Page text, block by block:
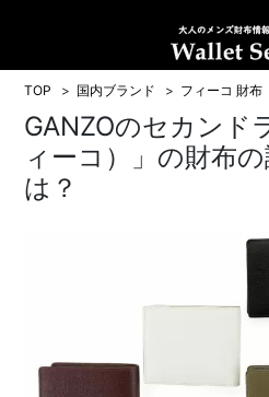
TOP 国内ブランド フィーコ 財布
GANZOのセカンド
ィーコ）」の財布
は？